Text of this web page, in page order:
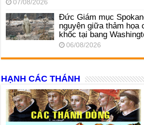
07/08/2026
Đức Giám mục
nguyện giữa thảm họa
khốc tại bang
06/08/2026
HẠNH CÁC THÁNH